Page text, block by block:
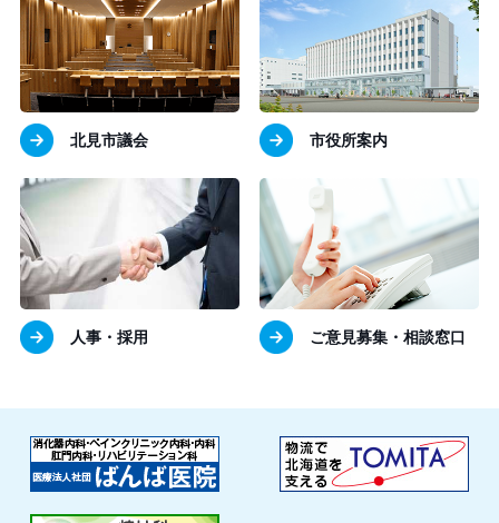
北見市議会 市役所案内
人事・採用 ご意見募集・相談窓口